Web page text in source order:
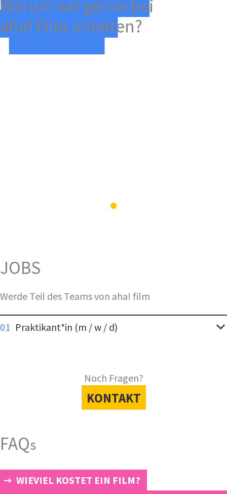
Warum wir gerne bei
aha! Film arbeiten?
JOBS
Werde Teil des Teams von aha! film
01 Praktikant*in (m / w / d)
Noch Fragen?
KONTAKT
FAQs
WIEVIEL KOSTET EIN FILM?